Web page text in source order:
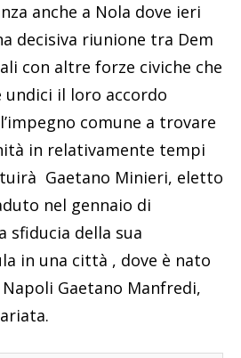
anche a Nola dove ieri
decisiva riunione tra Dem
con altre forze civiche che
il loro accordo
comune a trovare
in relativamente tempi
Gaetano Minieri, eletto
nel gennaio di
sfiducia della sua
in una città , dove è nato
Gaetano Manfredi,